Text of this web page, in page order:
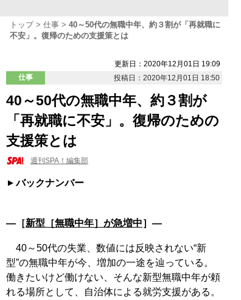
トップ 仕事
40～50代の無職中年、約３割が「再就職に
不安」。復帰のための支援策とは
更新日：2020年12月01日 19:09
仕事
投稿日：2020年12月01日 18:50
40～50代の無職中年、約３割が
「再就職に不安」。復帰のための
支援策とは
週刊SPA！編集部
バックナンバー
―［新型［無職中年］が急増中］―
40～50代の失業、数値には反映されない“新
型”の無職中年が今、増加の一途を辿っている。
働きたいけど働けない、そんな新型無職中年が頼
れる場所として、自治体による就労支援がある。